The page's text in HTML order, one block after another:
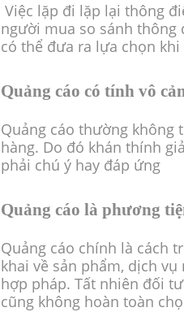
Việc lặp đi lặp lại thông
người mua so sánh thông
có thể đưa ra lựa chọn
Quảng cáo có tính vô
Quảng cáo thường
hàng. Do đó khán thính
phải chú ý hay đáp ứng
Quảng cáo là phương
Quảng cáo chính là cách
khai về sản phẩm, dịch
hợp pháp. Tất nhiên đối
cũng không hoàn toàn